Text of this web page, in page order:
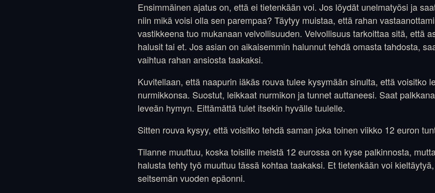
Ensimmäinen ajatus on, että ei tietenkään voi. Jos löydät unelmatyösi ja
niin mikä voisi olla sen parempaa? Täytyy muistaa, että rahan
vastikkeena tuo mukanaan velvollisuuden. Velvollisuus tarkoittaa sitä, että
halusit tai et. Jos asian on aikaisemmin halunnut tehdä omasta tahdosta,
vaihtua rahan ansiosta taakaksi.
Kuvitellaan, että naapurin iäkäs rouva tulee kysymään sinulta, että voisitko
nurmikkonsa. Suostut, leikkaat nurmikon ja tunnet auttaneesi. Saat
leveän hymyn. Eittämättä tulet itsekin hyvälle tuulelle.
Sitten rouva kysyy, että voisitko tehdä saman joka toinen viikko 12 euron
Tilanne muuttuu, koska toisille meistä 12 eurossa on kyse palkinnosta,
halusta tehty työ muuttuu tässä kohtaa taakaksi. Et tietenkään voi
seitsemän vuoden epäonni.